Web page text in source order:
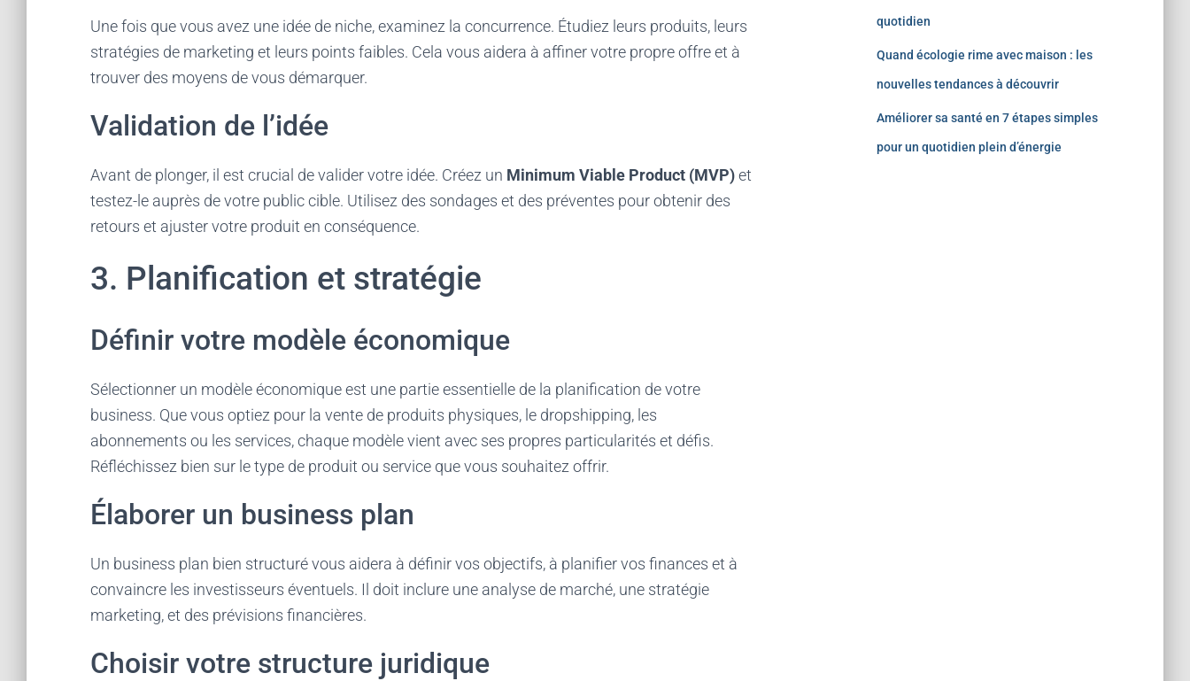
Une fois que vous avez une idée de niche, examinez la concurrence. Étudiez leurs produits, leurs
stratégies de marketing et leurs points faibles. Cela vous aidera à affiner votre propre offre et à
trouver des moyens de vous démarquer.
Validation de l’idée
Avant de plonger, il est crucial de valider votre idée. Créez un Minimum Viable Product (MVP)et
testez-le auprès de votre public cible. Utilisez des sondages et des préventes pour obtenir des
retours et ajuster votre produit en conséquence.
3. Planification et stratégie
Définir votre modèle économique
Sélectionner un modèle économique est une partie essentielle de la planification de votre
business. Que vous optiez pour la vente de produits physiques, le dropshipping, les
abonnements ou les services, chaque modèle vient avec ses propres particularités et défis.
Réfléchissez bien sur le type de produit ou service que vous souhaitez offrir.
Élaborer un business plan
Un business plan bien structuré vous aidera à définir vos objectifs, à planifier vos finances et à
convaincre les investisseurs éventuels. Il doit inclure une analyse de marché, une stratégie
marketing, et des prévisions financières.
Choisir votre structure juridique
quotidien
Quand écologie rime avec maison : les
nouvelles tendances à découvrir
Améliorer sa santé en 7 étapes simples
pour un quotidien plein d’énergie